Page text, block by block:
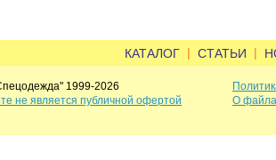
КАТАЛОГ | СТАТЬИ |
1999-2026
не является публичной офертой
О